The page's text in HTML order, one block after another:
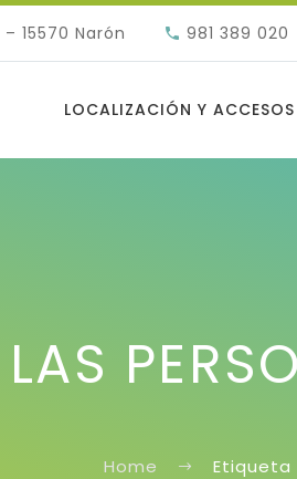
15570 Narón 981 389 020
LOCALIZACIÓN Y ACCESOS
Home Etiqueta